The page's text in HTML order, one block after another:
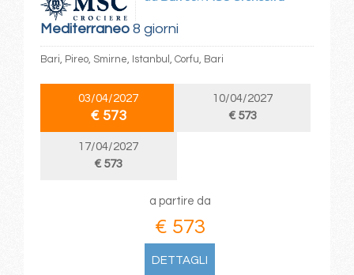
Mediterraneo8 giorni
Bari, Pireo, Smirne, Istanbul, Corfu, Bari
03/04/2027
€ 573
10/04/2027
€ 573
17/04/2027
€ 573
a partire da
€ 573
DETTAGLI